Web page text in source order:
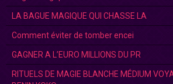
LA BAGUE MAGIQUE QUI CHASSE LA
Comment éviter de tomber encei
GAGNER A L’EURO MILLIONS DU PR
RITUELS DE MAGIE BLANCHE MÉDIUM